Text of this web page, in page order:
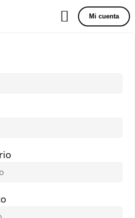
Mi cuenta